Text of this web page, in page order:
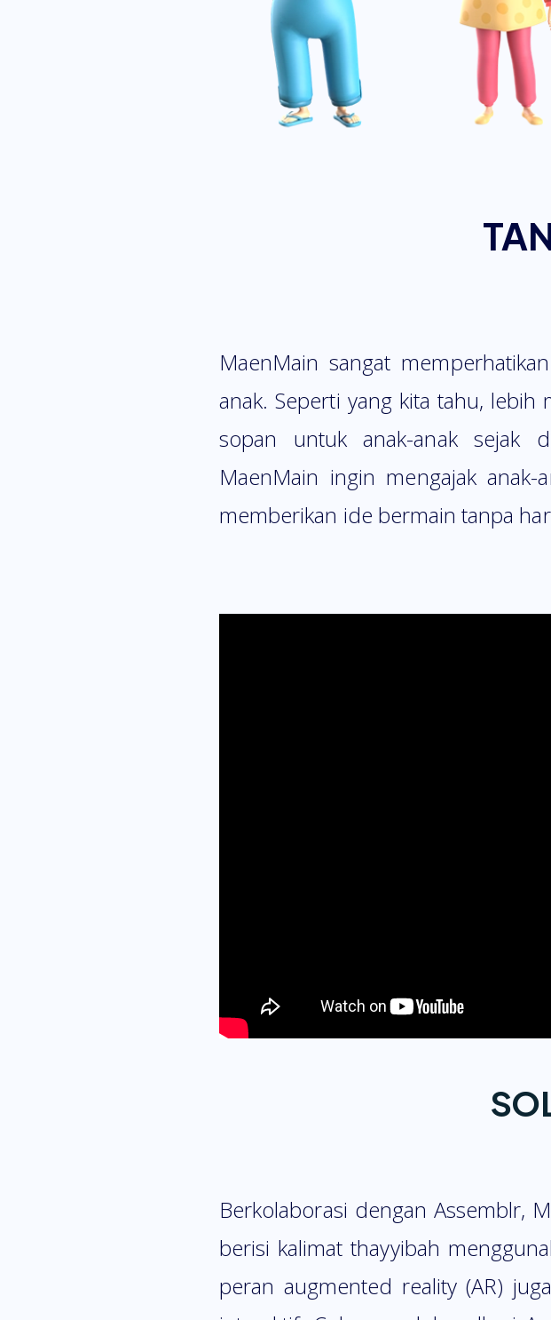
MaenMain sangat
anak. Seperti yang kita tahu, lebih
sopan untuk anak-anak sejak
MaenMain ingin mengajak
memberikan ide bermain tanpa
Berkolaborasi dengan Assemblr,
berisi kalimat thayyibah
peran augmented reality (AR)